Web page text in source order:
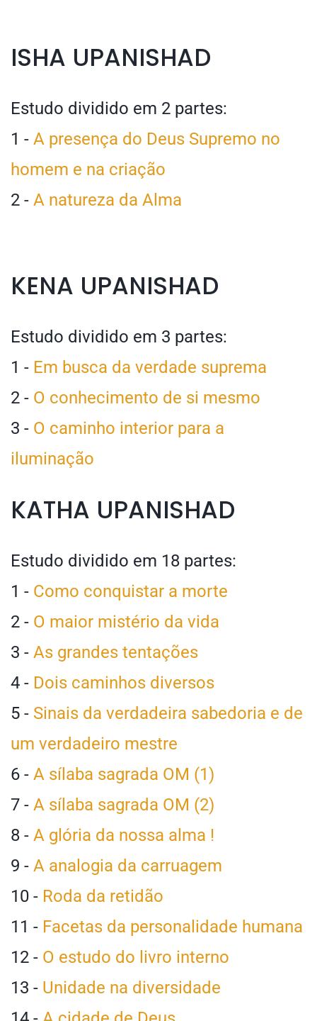
ISHA UPANISHAD
Estudo dividido em 2 partes:
1 - A presença do Deus Supremo no
homem e na criação
2 - A natureza da Alma
KENA UPANISHAD
Estudo dividido em 3 partes:
1 - Em busca da verdade suprema
2 - O conhecimento de si mesmo
3 - O caminho interior para a
iluminação
KATHA UPANISHAD
Estudo dividido em 18 partes:
1 - Como conquistar a morte
2 - O maior mistério da vida
3 - As grandes tentações
4 - Dois caminhos diversos
5 - Sinais da verdadeira sabedoria e de
um verdadeiro mestre
6 - A sílaba sagrada OM (1)
7 - A sílaba sagrada OM (2)
8 - A glória da nossa alma !
9 - A analogia da carruagem
10 - Roda da retidão
11 - Facetas da personalidade humana
12 - O estudo do livro interno
13 - Unidade na diversidade